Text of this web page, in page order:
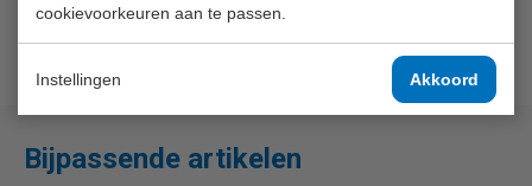
cookievoorkeuren aan te passen.
Instellingen Akkoord
Bijpassende artikelen